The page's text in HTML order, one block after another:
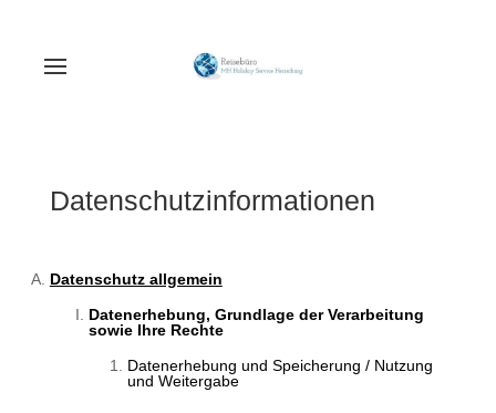
Datenschutzinformationen
Datenschutz allgemein
Datenerhebung, Grundlage der Verarbeitung
sowie Ihre Rechte
Datenerhebung und Speicherung / Nutzung
und Weitergabe